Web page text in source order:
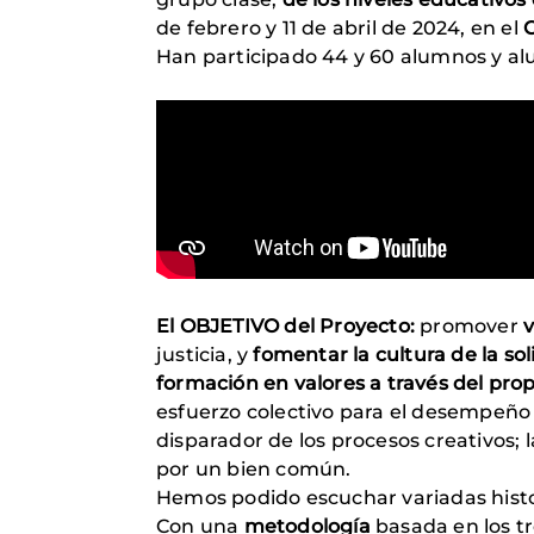
de febrero y 11 de abril de 2024, en el
Han participado 44 y 60 alumnos y
El OBJETIVO del Proyecto: promover
justicia, yfomentar la cultura de la
formación en valoresa través del
esfuerzo colectivo para el
disparador de los procesos
por un bien común.
Hemos podido escuchar variadas
Con una metodología basada en los